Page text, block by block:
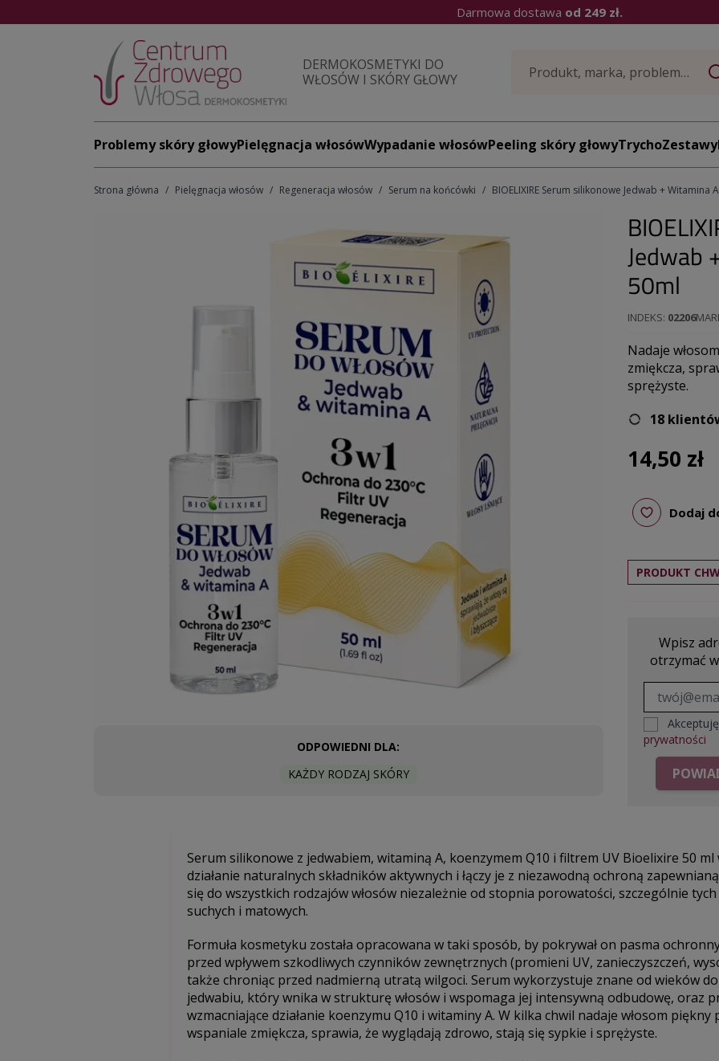
Darmowa dostawa od 249 zł.
DERMOKOSMETYKI DO
WŁOSÓW I SKÓRY GŁOWY
Problemy skóry głowyPielęgnacja włosówWypadanie włosówPeeling skóry głowyTrychoZestawy
Strona główna Pielęgnacja włosów Regeneracja włosów Serum na końcówki BIOELIXIRE Serum silikonowe Jedwab + Witamina
ODPOWIEDNI DLA:
KAŻDY RODZAJ SKÓRY
Jedwab
50ml
INDEKS 02206
Nadaje
zmiękcza,
sprężyste.
18
14,50 zł
Dodaj
PRODUKT
Wpisz
otrzymać
Akceptuję
prywatności
Serum silikonowe z jedwabiem, witaminą A, koenzymem Q10 i filtrem UV Bioelixire 50
działanie naturalnych składników aktywnych i łączy je z niezawodną ochroną
się do wszystkich rodzajów włosów niezależnie od stopnia porowatości, szczególnie
suchych i matowych.
Formuła kosmetyku została opracowana w taki sposób, by pokrywał on pasma
przed wpływem szkodliwych czynników zewnętrznych (promieni UV, zanieczyszczeń,
także chroniąc przed nadmierną utratą wilgoci. Serum wykorzystuje znane od wieków
jedwabiu, który wnika w strukturę włosów i wspomaga jej intensywną odbudowę, oraz
wzmacniające działanie koenzymu Q10 i witaminy A. W kilka chwil nadaje włosom piękny
wspaniale zmiękcza, sprawia, że wyglądają zdrowo, stają się sypkie i sprężyste.